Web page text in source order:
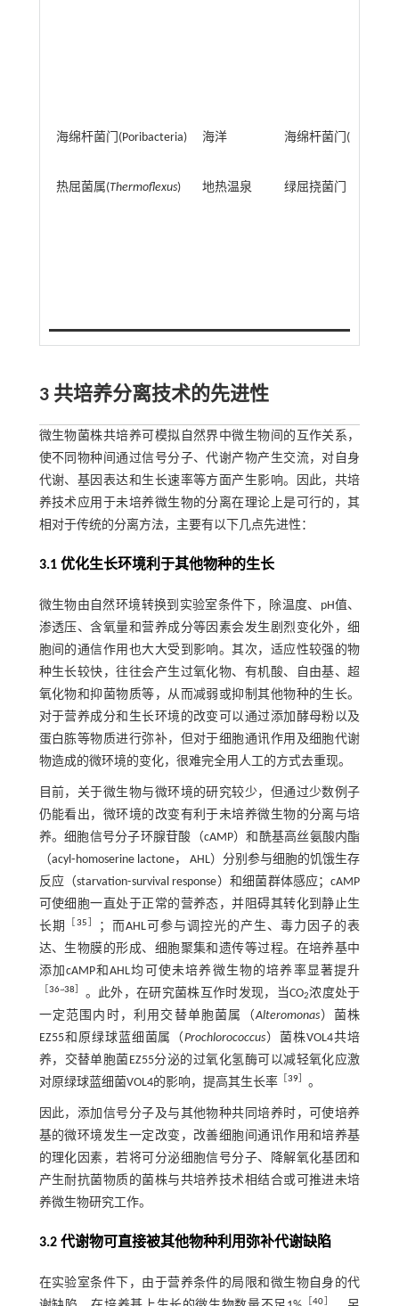
海绵杆菌门(Poribacteria) 海洋 海绵杆菌门
热屈菌属(Thermoflexus) 地热温泉 绿屈挠菌门（
3 共培养分离技术的先进性
微生物菌株共培养可模拟自然界中微生物间的互作关系，
使不同物种间通过信号分子、代谢产物产生交流，对自身
代谢、基因表达和生长速率等方面产生影响。因此，共培
养技术应用于未培养微生物的分离在理论上是可行的，其
相对于传统的分离方法，主要有以下几点先进性：
3.1 优化生长环境利于其他物种的生长
微生物由自然环境转换到实验室条件下，除温度、pH值、
渗透压、含氧量和营养成分等因素会发生剧烈变化外，细
胞间的通信作用也大大受到影响。其次，适应性较强的物
种生长较快，往往会产生过氧化物、有机酸、自由基、超
氧化物和抑菌物质等，从而减弱或抑制其他物种的生长。
对于营养成分和生长环境的改变可以通过添加酵母粉以及
蛋白胨等物质进行弥补，但对于细胞通讯作用及细胞代谢
物造成的微环境的变化，很难完全用人工的方式去重现。
目前，关于微生物与微环境的研究较少，但通过少数例子
仍能看出，微环境的改变有利于未培养微生物的分离与培
养。细胞信号分子环腺苷酸（cAMP）和酰基高丝氨酸内酯
（acyl⁃homoserine lactone， AHL）分别参与细胞的饥饿生存
反应（starvation⁃survival response）和细菌群体感应；cAMP
可使细胞一直处于正常的营养态，并阻碍其转化到静止生
长期
35
；而AHL可参与调控光的产生、毒力因子的表
达、生物膜的形成、细胞聚集和遗传等过程。在培养基中
添加cAMP和AHL均可使未培养微生物的培养率显著提升
36~38 。此外，在研究菌株互作时发现，当CO2浓度处于
一定范围内时，利用交替单胞菌属（Alteromonas）菌株
EZ55和原绿球蓝细菌属（Prochlorococcus ）菌株VOL4共培
养，交替单胞菌EZ55分泌的过氧化氢酶可以减轻氧化应激
对原绿球蓝细菌VOL4的影响，提高其生长率［ 39］ 。
因此，添加信号分子及与其他物种共同培养时，可使培养
基的微环境发生一定改变，改善细胞间通讯作用和培养基
的理化因素，若将可分泌细胞信号分子、降解氧化基团和
产生耐抗菌物质的菌株与共培养技术相结合或可推进未培
养微生物研究工作。
3.2 代谢物可直接被其他物种利用弥补代谢缺陷
在实验室条件下，由于营养条件的局限和微生物自身的代
［40